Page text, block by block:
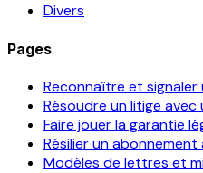
Divers
Pages
Reconnaître et signaler
Résoudre un litige
Faire jouer la garantie
Résilier un abonnement
Modèles de lettres et